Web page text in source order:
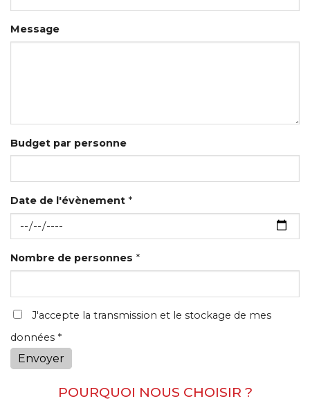
Message
Budget par personne
Date de l'évènement *
Nombre de personnes *
J'accepte la transmission et le stockage de mes
données *
Envoyer
POURQUOI NOUS CHOISIR ?